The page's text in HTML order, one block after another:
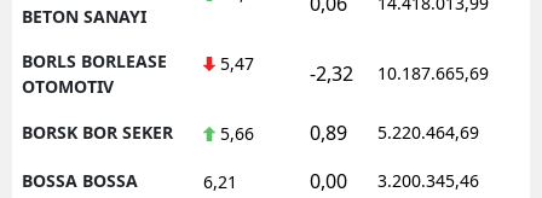
BETON SANAYI
BORLS BORLEASE
OTOMOTIV
5,47 -2,32 10.187.665,69
BORSK BOR SEKER 5,66 0,89 5.220.464,69
BOSSA BOSSA 6,21 0,00 3.200.345,46